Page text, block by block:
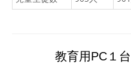
教育用PC１